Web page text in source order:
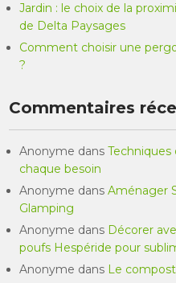
Jardin : le choix de la
de Delta Paysages
Comment choisir une
?
Commentaires
Anonyme dansTechniques
chaque besoin
Anonyme dansAménager
Glamping
Anonyme dans Décorer
poufs Hespéride pour
Anonyme dans Le